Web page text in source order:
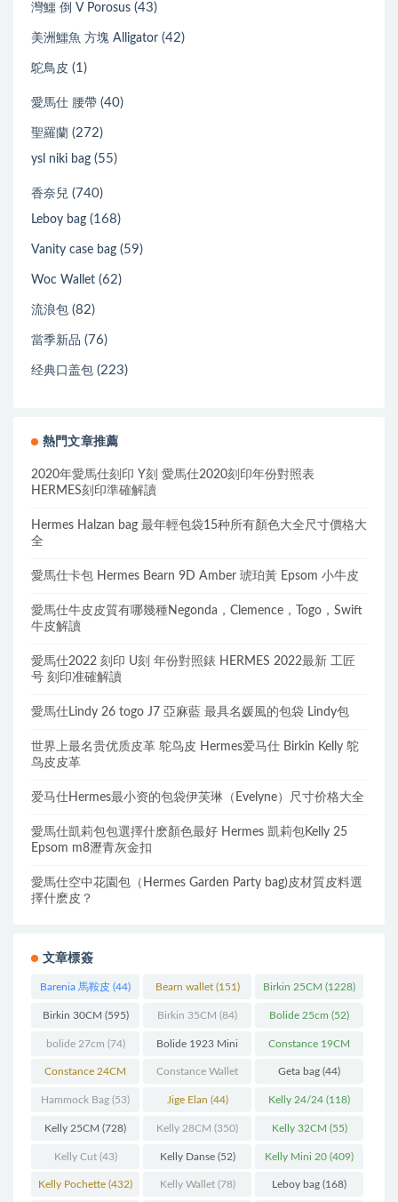
灣鱷 倒 V Porosus (43)
美洲鱷魚 方塊 Alligator (42)
鴕鳥皮 (1)
愛馬仕 腰帶 (40)
聖羅蘭 (272)
ysl niki bag (55)
香奈兒 (740)
Leboy bag (168)
Vanity case bag (59)
Woc Wallet (62)
流浪包 (82)
當季新品 (76)
经典口盖包 (223)
熱門文章推薦
2020年愛馬仕刻印 Y刻 愛馬仕2020刻印年份對照表
HERMES刻印準確解讀
Hermes Halzan bag 最年輕包袋15种所有顏色大全尺寸價格大
全
愛馬仕卡包 Hermes Bearn 9D Amber 琥珀黃 Epsom 小牛皮
愛馬仕牛皮皮質有哪幾種Negonda，Clemence，Togo，Swift
牛皮解讀
愛馬仕2022 刻印 U刻 年份對照錶 HERMES 2022最新 工匠
号 刻印准確解讀
愛馬仕Lindy 26 togo J7 亞麻藍 最具名媛風的包袋 Lindy包
世界上最名贵优质皮革 鸵鸟皮 Hermes爱马仕 Birkin Kelly 鸵
鸟皮皮革
爱马仕Hermes最小资的包袋伊芙琳（Evelyne）尺寸价格大全
愛馬仕凱莉包包選擇什麽顏色最好 Hermes 凱莉包Kelly 25
Epsom m8瀝青灰金扣
愛馬仕空中花園包（Hermes Garden Party bag)皮材質皮料選
擇什麽皮？
文章標簽
Barenia 馬鞍皮 (44) Bearn wallet(151) Birkin 25CM (1228)
Birkin 30CM (595) Birkin 35CM (84) Bolide 25cm (52)
bolide 27cm (74) Bolide 1923 Mini
(93)
Constance 19CM
(571)
Constance 24CM
(216)
Constance Wallet
(60)
Geta bag (44)
Hammock Bag (53) Jige Elan (44) Kelly 24/24 (118)
Kelly 25CM (728) Kelly 28CM (350) Kelly 32CM (55)
Kelly Cut(43) Kelly Danse(52) Kelly Mini 20 (409)
Kelly Pochette (432) Kelly Wallet(78) Leboy bag (168)